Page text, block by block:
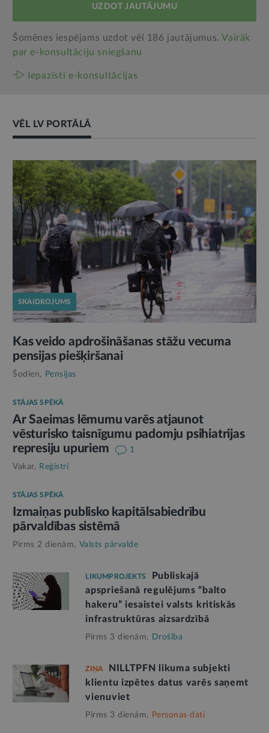
UZDOT JAUTĀJUMU
Šomēnes iespējams uzdot vēl 186 jautājumus.Vairāk
par e‑konsultāciju sniegšanu
Iepazīsti e-konsultācijas
VĒL LV PORTĀLĀ
SKAIDROJUMS
Kas veido apdrošināšanas stāžu vecuma
pensijas piešķiršanai
Šodien, Pensijas
STĀJAS SPĒKĀ
Ar Saeimas lēmumu varēs atjaunot
vēsturisko taisnīgumu padomju psihiatrijas
represiju upuriem
1
Vakar, Reģistri
STĀJAS SPĒKĀ
Izmaiņas publisko kapitālsabiedrību
pārvaldības sistēmā
Pirms 2 dienām, Valsts pārvalde
LIKUMPROJEKTS
Publiskajā
apspriešanā regulējums “balto
hakeru” iesaistei valsts kritiskās
infrastruktūras aizsardzībā
Pirms 3 dienām, Drošība
ZIŅA
NILLTPFN likuma subjekti
klientu izpētes datus varēs saņemt
vienuviet
Pirms 3 dienām, Personas dati